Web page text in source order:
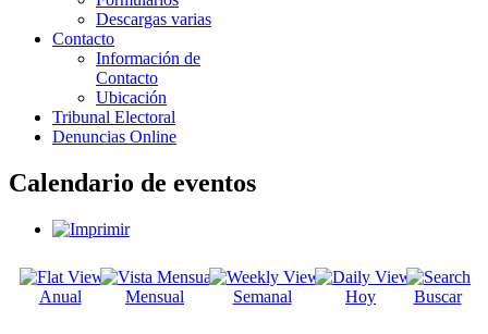
Descargas varias
Contacto
Información de
Contacto
Ubicación
Tribunal Electoral
Denuncias Online
Calendario de eventos
Anual Mensual Semanal Hoy Buscar